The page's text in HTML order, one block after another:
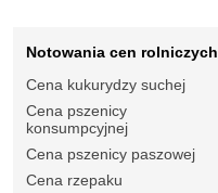
Notowania cen rolniczych
Cena kukurydzy suchej
Cena pszenicy
konsumpcyjnej
Cena pszenicy paszowej
Cena rzepaku